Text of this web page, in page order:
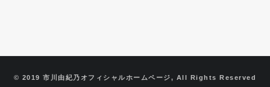
© 2019 市川由紀乃オフィシャルホームページ, All Rights Reserved